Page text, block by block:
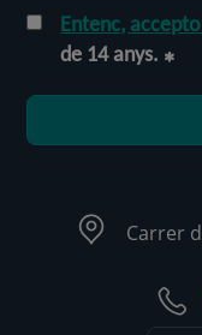
Entenc,
de 14 anys.
Carrer